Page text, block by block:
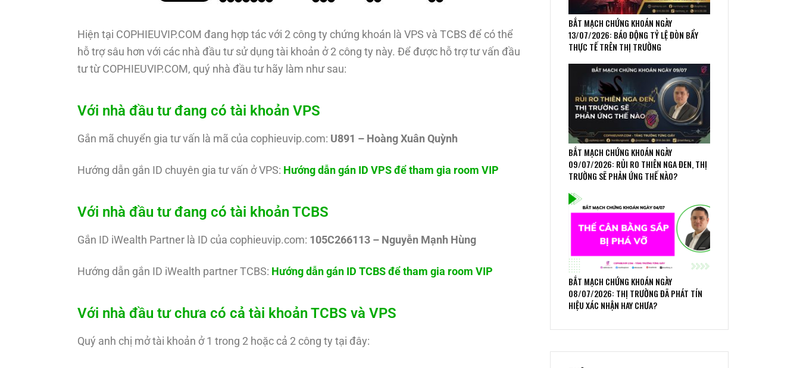
Hiện tại COPHIEUVIP.COM đang hợp tác với 2 công ty chứng khoán là VPS và TCBS để có thể
hỗ trợ sâu hơn với các nhà đầu tư sử dụng tài khoản ở 2 công ty này. Để được hỗ trợ tư vấn đầu
tư từ COPHIEUVIP.COM, quý nhà đầu tư hãy làm như sau:
Với nhà đầu tư đang có tài khoản VPS
Gắn mã chuyển gia tư vấn là mã của cophieuvip.com: U891 – Hoàng Xuân Quỳnh
Hướng dẫn gắn ID chuyên gia tư vấn ở VPS: Hướng dẫn gán ID VPS để tham gia room VIP
Với nhà đầu tư đang có tài khoản TCBS
Gắn ID iWealth Partner là ID của cophieuvip.com: 105C266113 – Nguyễn Mạnh Hùng
Hướng dẫn gắn ID iWealth partner TCBS: Hướng dẫn gán ID TCBS để tham gia room VIP
Với nhà đầu tư chưa có cả tài khoản TCBS và VPS
Quý anh chị mở tài khoản ở 1 trong 2 hoặc cả 2 công ty tại đây:
BẮT MẠCH CHỨNG KHOÁN NGÀY
13/07/2026: BÁO ĐỘNG TỶ LỆ ĐÒN BẨY
THỰC TẾ TRÊN THỊ TRƯỜNG
BẮT MẠCH CHỨNG KHOÁN NGÀY
09/07/2026: RỦI RO THIÊN NGA ĐEN, THỊ
TRƯỜNG SẼ PHẢN ỨNG THẾ NÀO?
BẮT MẠCH CHỨNG KHOÁN NGÀY
08/07/2026: THỊ TRƯỜNG ĐÃ PHÁT TÍN
HIỆU XÁC NHẬN HAY CHƯA?